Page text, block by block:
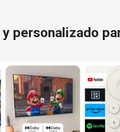
personalizado